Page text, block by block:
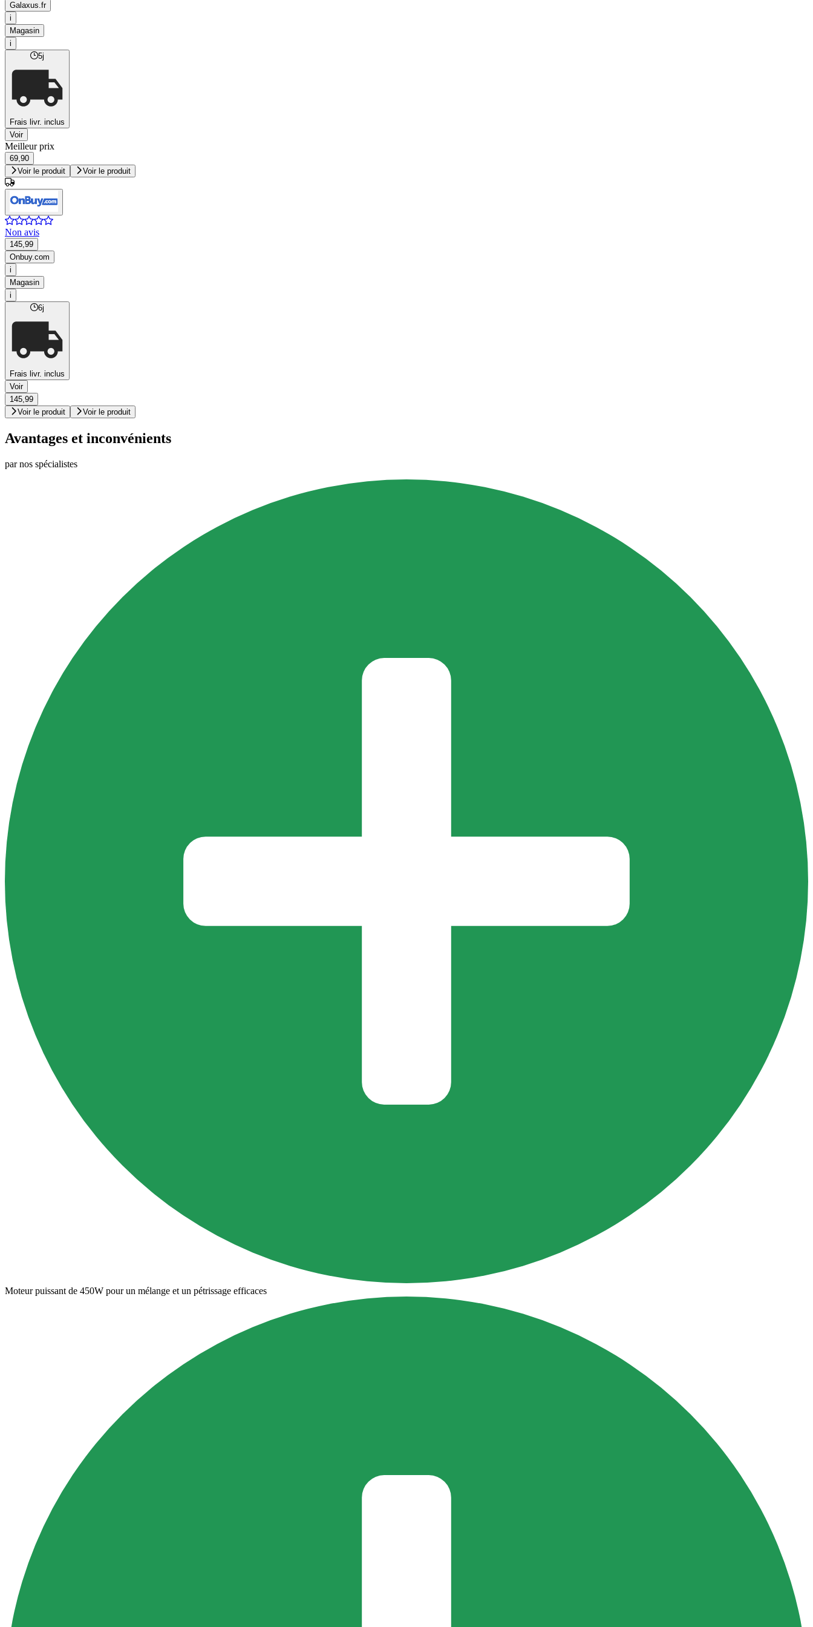
Galaxus.fr
i
Magasin
i
5j
Frais livr. inclus
Voir
Meilleur prix
69,90
Voir le produit
Voir le produit
Non avis
145,99
Onbuy.com
i
Magasin
i
6j
Frais livr. inclus
Voir
145,99
Voir le produit
Voir le produit
Avantages et inconvénients
par nos spécialistes
Moteur puissant de 450W pour un mélange et un pétrissage efficaces